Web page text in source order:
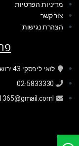
מדיניות הפרטיות
צור קשר
הצהרת נגישות
לואי ליפסקי 43 ירושלים
02-5833330